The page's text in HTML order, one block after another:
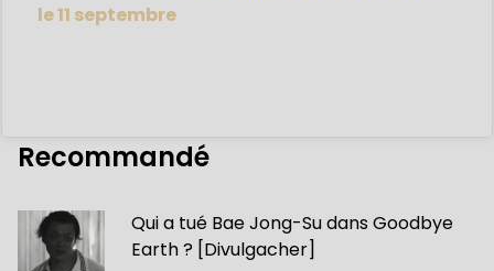
le 11 septembre
Recommandé
Qui a tué Bae Jong-Su dans Goodbye
Earth ? [Divulgacher]